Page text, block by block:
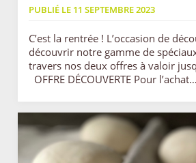
PUBLIÉ LE 11 SEPTEMBRE 2023
C’est la rentrée ! L’occasion de
découvrir notre gamme de
travers nos deux offres à valoir
OFFRE DÉCOUVERTE Pour l’achat…